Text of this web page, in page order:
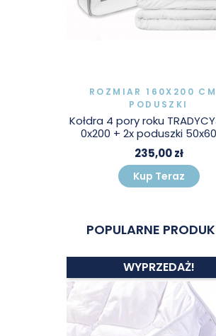
ROZMIAR 160X200
PODUSZKI
Kołdra 4 pory roku
0x200 + 2x poduszki
235,00 zł
Kup Teraz
POPULARNE
WYPRZEDAŻ!